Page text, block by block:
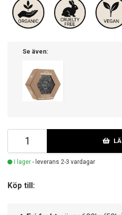
Se även:
I lager - leverans 2-3 vardagar
Köp till: